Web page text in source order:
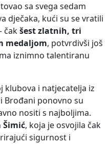
sa svega sedam
dječaka, kući su se vratili
čakšest zlatnih, tri
medaljom, potvrdivši još
iznimno talentiranu
klubova i natjecatelja iz
Brođani ponovno su
nositi s najboljima.
Šimić, koja je osvojila čak
sigurnost i